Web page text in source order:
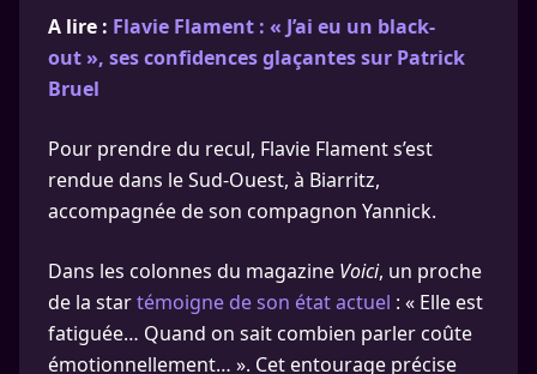
A lire : Flavie Flament : « J’ai eu un black-
out », ses confidences glaçantes sur Patrick
Bruel
Pour prendre du recul, Flavie Flament s’est
rendue dans le Sud-Ouest, à Biarritz,
accompagnée de son compagnon Yannick.
Dans les colonnes du magazine Voici, un proche
de la startémoigne de son état actuel : « Elle est
fatiguée… Quand on sait combien parler coûte
émotionnellement… ». Cet entourage précise